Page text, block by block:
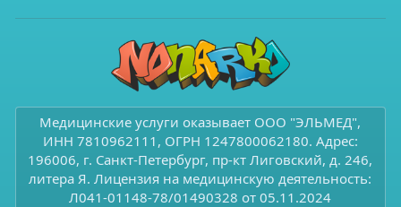
Медицинские услуги оказывает ООО "ЭЛЬМЕД",
ИНН 7810962111, ОГРН 1247800062180. Адрес:
196006, г. Санкт-Петербург, пр-кт Лиговский, д. 246,
литера Я. Лицензия на медицинскую деятельность:
Л041-01148-78/01490328 от 05.11.2024